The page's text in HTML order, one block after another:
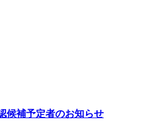
候補予定者のお知らせ